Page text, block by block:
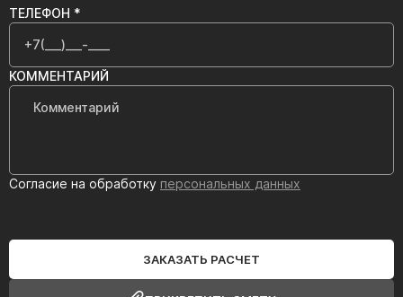
ТЕЛЕФОН *
КОММЕНТАРИЙ
Согласие на обработку персональных данных
ЗАКАЗАТЬ РАСЧЕТ